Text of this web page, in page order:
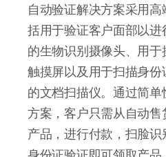
自动验证解决方案采用
括用于验证客户面部以进
的生物识别摄像头、用于
触摸屏以及用于扫描身份
的文档扫描仪。通过简单
方案，客户只需从自动售
产品，进行付款，扫脸识